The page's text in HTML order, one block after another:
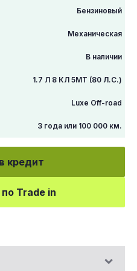
Бензиновый
Механическая
В наличии
1.7 Л 8 КЛ 5МТ (80 Л.С.)
Luxe Off-road
3 года или 100 000 км.
кредит
Trade in